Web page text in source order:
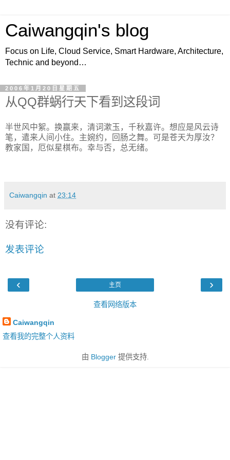
Caiwangqin's blog
Focus on Life, Cloud Service, Smart Hardware, Architecture,
Technic and beyond…
2006年1月20日星期五
从QQ群蜗行天下看到这段词
半世风中絮。换赢来，清词漱玉，千秋嘉许。想应是风云诗
笔，遣来人间小住。主婉约，回肠之舞。可是苍天为厚汝？
教家国，厄似星棋布。幸与否，总无绪。
Caiwangqin at 23:14
没有评论:
发表评论
‹ ›
主页
查看网络版本
Caiwangqin
查看我的完整个人资料
由 Blogger提供支持.